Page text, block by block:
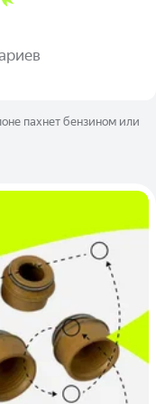
пахнет бензином или